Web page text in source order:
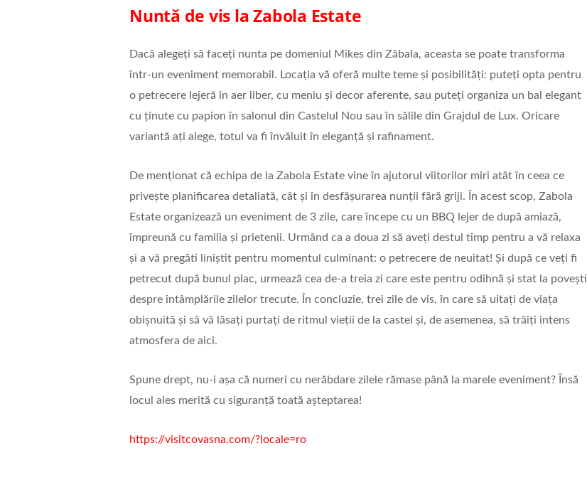
Nuntă de vis la Zabola Estate
Dacă alegeți să faceți nunta pe domeniul Mikes din Zăbala, aceasta se poate transforma
într-un eveniment memorabil. Locația vă oferă multe teme și posibilități: puteți opta pentru
o petrecere lejeră în aer liber, cu meniu și decor aferente, sau puteți organiza un bal elegant
cu ținute cu papion în salonul din Castelul Nou sau în sălile din Grajdul de Lux. Oricare
variantă ați alege, totul va fi învăluit în eleganță și rafinament.
De menționat că echipa de la Zabola Estate vine în ajutorul viitorilor miri atât în ceea ce
privește planificarea detaliată, cât și în desfășurarea nunții fără griji. În acest scop, Zabola
Estate organizează un eveniment de 3 zile, care începe cu un BBQ lejer de după amiază,
împreună cu familia și prietenii. Urmând ca a doua zi să aveți destul timp pentru a vă relaxa
și a vă pregăti liniștit pentru momentul culminant: o petrecere de neuitat! Și după ce veți fi
petrecut după bunul plac, urmează cea de-a treia zi care este pentru odihnă și stat la povești
despre întâmplările zilelor trecute. În concluzie, trei zile de vis, în care să uitați de viața
obișnuită și să vă lăsați purtați de ritmul vieții de la castel și, de asemenea, să trăiți intens
atmosfera de aici.
Spune drept, nu-i așa că numeri cu nerăbdare zilele rămase până la marele eveniment? Însă
locul ales merită cu siguranță toată așteptarea!
https://visitcovasna.com/?locale=ro